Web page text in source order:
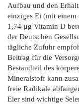
Aufbau und den
einziges Ei (mit
1,74 µg Vitamin D
der Deutschen
tägliche Zufuhr
Beitrag für die
Bestandteil des
Mineralstoff kann
freie Radikale
Eier sind wichtige